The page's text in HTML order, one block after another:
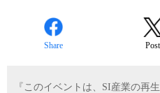
Share Post
『このイベントは、SI産業の再